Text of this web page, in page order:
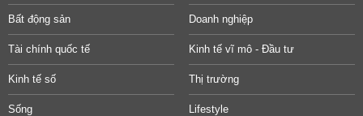
Bất động sản Doanh nghiệp
Tài chính quốc tế Kinh tế vĩ mô - Đầu tư
Kinh tế số Thị trường
Sống Lifestyle